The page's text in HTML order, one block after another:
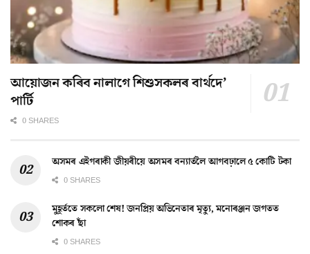
আয়োজন কৰিব নালাগে শিশুসকলৰ বাৰ্থদে’
পাৰ্টি
0 SHARES
অসমৰ এইগৰাকী জীয়ৰীয়ে অসমৰ বন্যাৰ্তলৈ আগবঢ়ালে ৫ কোটি টকা
0 SHARES
মুহূৰ্ততে সকলো শেষ! জনপ্ৰিয় অভিনেতাৰ মৃত্যু, মনোৰঞ্জন জগতত
শোকৰ ছাঁ
0 SHARES